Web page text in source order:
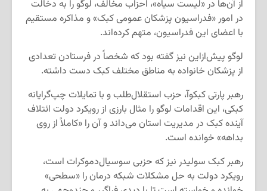
از آن‌ها در «لیست سیاه»، احزاب مخالف، لوگو را به دخالت
در امور «فدراسیون پزشکان عمومی کبک» و مذاکره مستقیم
با اعضای این فدراسیون، متهم کرده‌اند.
لوگو پیش‌ازاین نیز گفته بود که شخصاً در فرستادن تعدادی
از پزشکان خانواده به مناطق مختلف کبک دست داشته.
رهبر پارتی کبکوآ، حزب استقلال‌طلب و با تمایلات چپ‌گرایانه
کبکی، این اقدامات لوگو را مثال بارزی از رویکرد دولت ائتلاف
آینده کبک در مدیریت استان می‌داند و آن را «کاملاً از روی
بداهه» خوانده است.
رهبر کبک سولیدر نیز که حزبی سوسیال‌دموکرات است،
رویکرد دولت به حل مشکلات شبکه درمان را «سطحی»